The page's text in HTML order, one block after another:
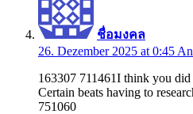
ชื่อมงคล
26. Dezember 2025 at 0:45
163307 711461I think you
Certain beats having to
751060